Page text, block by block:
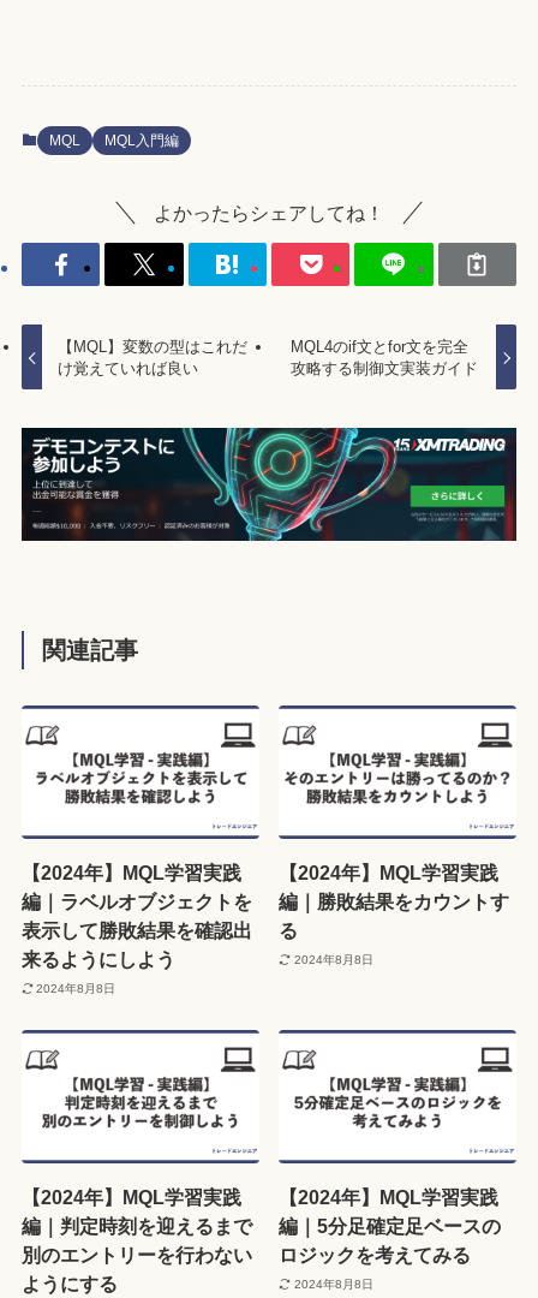
MQL MQL入門編
よかったらシェアしてね！
【MQL】変数の型はこれだ
け覚えていれば良い
MQL4のif文とfor文を完全
攻略する制御文実装ガイド
関連記事
【2024年】MQL学習実践
編｜ラベルオブジェクトを
表示して勝敗結果を確認出
来るようにしよう
2024年8月8日
【2024年】MQL学習実践
編｜勝敗結果をカウントす
る
2024年8月8日
【2024年】MQL学習実践
編｜判定時刻を迎えるまで
別のエントリーを行わない
ようにする
【2024年】MQL学習実践
編｜5分足確定足ベースの
ロジックを考えてみる
2024年8月8日